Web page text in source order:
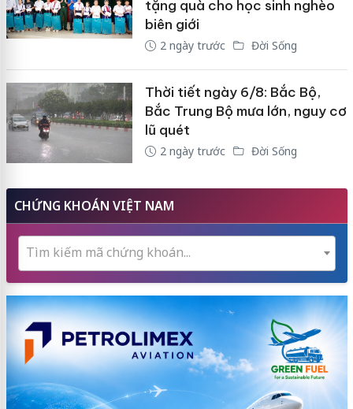
tặng quà cho học sinh nghèo
biên giới
2 ngày trước Đời Sống
Thời tiết ngày 6/8: Bắc Bộ,
Bắc Trung Bộ mưa lớn, nguy cơ
lũ quét
2 ngày trước Đời Sống
CHỨNG KHOÁN VIỆT NAM
Tìm kiếm mã chứng khoán...